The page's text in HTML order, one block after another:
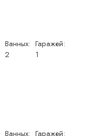
Ванных:
2
Гаражей:
1
Ванных: Гаражей: